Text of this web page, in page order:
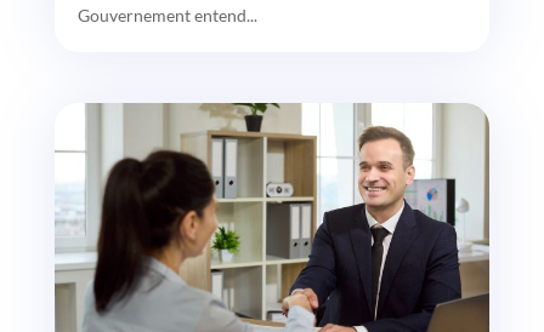
Gouvernement entend...